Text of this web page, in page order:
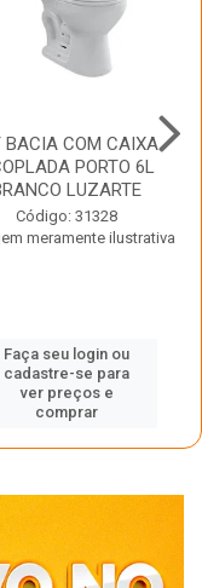
BACIA COM CAIXA
PORTO 6L
LUZARTE
Código: 31328
meramente ilustrativa
Faça seu login ou
cadastre-se para
ver preços e
comprar